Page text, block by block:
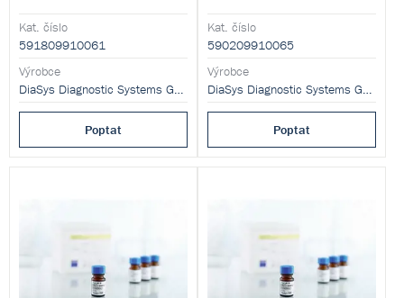
Kat. číslo
591809910061
Výrobce
DiaSys Diagnostic Systems GmbH
Poptat
fotometricky.
Kat. číslo
590209910065
Výrobce
DiaSys Diagnostic Systems GmbH
Poptat